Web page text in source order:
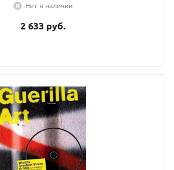
Нет в наличии
2 633 руб.